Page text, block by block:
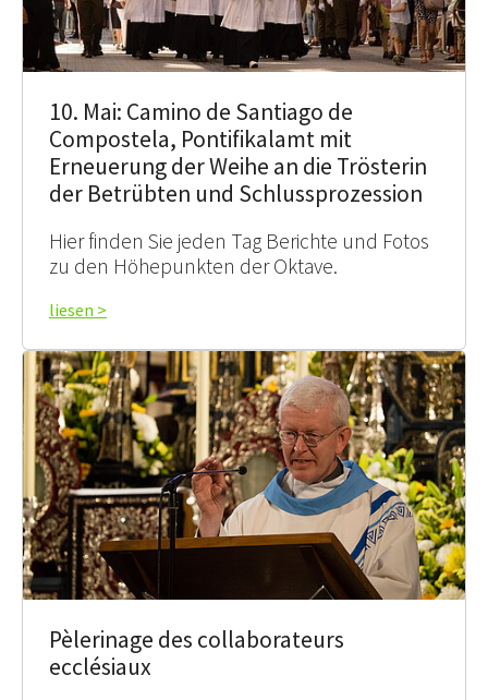
10. Mai: Camino de Santiago de
Compostela, Pontifikalamt mit
Erneuerung der Weihe an die Trösterin
der Betrübten und Schlussprozession
Hier finden Sie jeden Tag Berichte und Fotos
zu den Höhepunkten der Oktave.
liesen >
Pèlerinage des collaborateurs
ecclésiaux